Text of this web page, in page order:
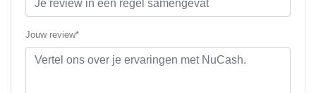
Jouw review*